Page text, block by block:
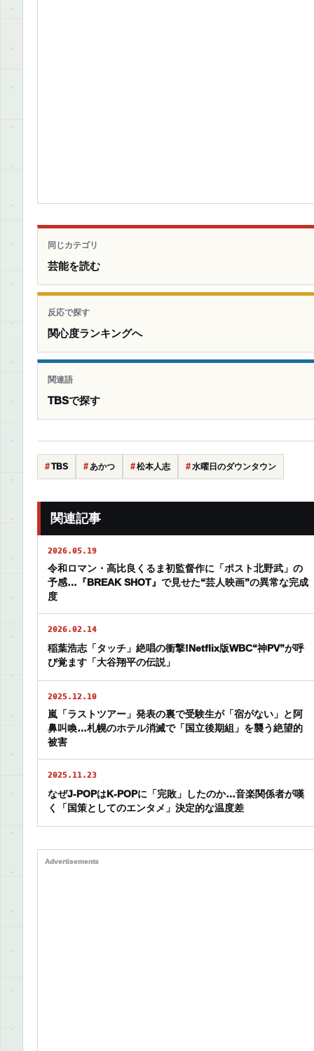
同じカテゴリ
芸能を読む
反応で探す
関心度ランキングへ
関連語
TBSで探す
TBS あかつ 松本人志 水曜日のダウンタウン
関連記事
2026.05.19
令和ロマン・高比良くるま初監督作に「ポスト北野武」の
予感…『BREAK SHOT』で見せた“芸人映画”の異常な完成
度
2026.02.14
稲葉浩志「タッチ」絶唱の衝撃!Netflix版WBC“神PV”が呼
び覚ます「大谷翔平の伝説」
2025.12.10
嵐「ラストツアー」発表の裏で受験生が「宿がない」と阿
鼻叫喚…札幌のホテル消滅で「国立後期組」を襲う絶望的
被害
2025.11.23
なぜJ-POPはK-POPに「完敗」したのか…音楽関係者が嘆
く「国策としてのエンタメ」決定的な温度差
Advertisements